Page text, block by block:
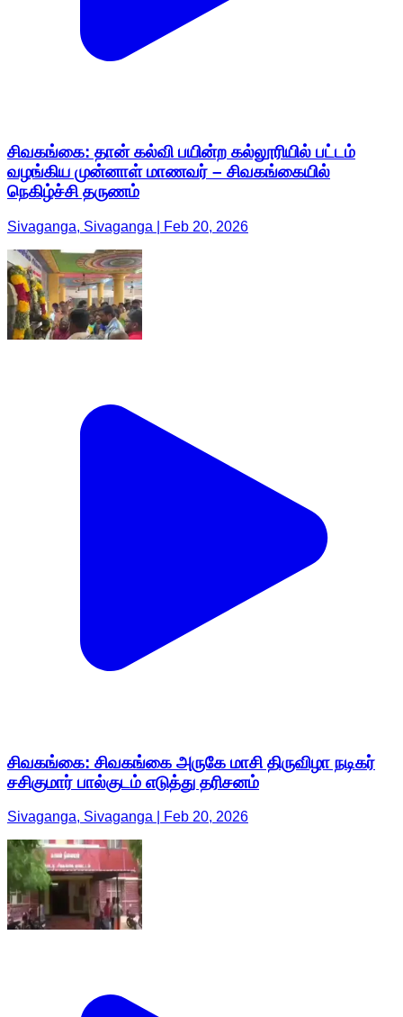
சிவகங்கை: தான் கல்வி பயின்ற கல்லூரியில் பட்டம்
வழங்கிய முன்னாள் மாணவர் – சிவகங்கையில்
நெகிழ்ச்சி தருணம்
Sivaganga, Sivaganga | Feb 20, 2026
சிவகங்கை: சிவகங்கை அருகே மாசி திருவிழா நடிகர்
சசிகுமார் பால்குடம் எடுத்து தரிசனம்
Sivaganga, Sivaganga | Feb 20, 2026